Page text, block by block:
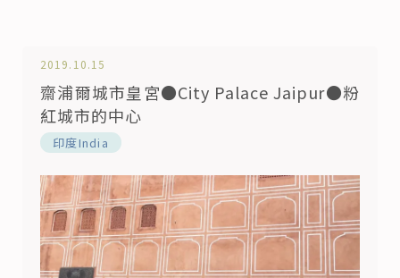
2019.10.15
齋浦爾城市皇宮●City Palace Jaipur●粉
紅城市的中心
印度India